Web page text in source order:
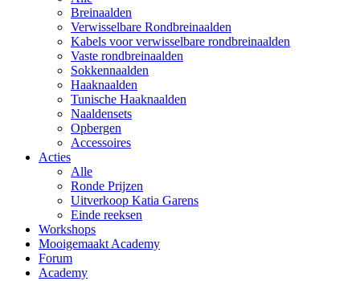
Breinaalden
Verwisselbare Rondbreinaalden
Kabels voor verwisselbare rondbreinaalden
Vaste rondbreinaalden
Sokkennaalden
Haaknaalden
Tunische Haaknaalden
Naaldensets
Opbergen
Accessoires
Acties
Alle
Ronde Prijzen
Uitverkoop Katia Garens
Einde reeksen
Workshops
Mooigemaakt Academy
Forum
Academy